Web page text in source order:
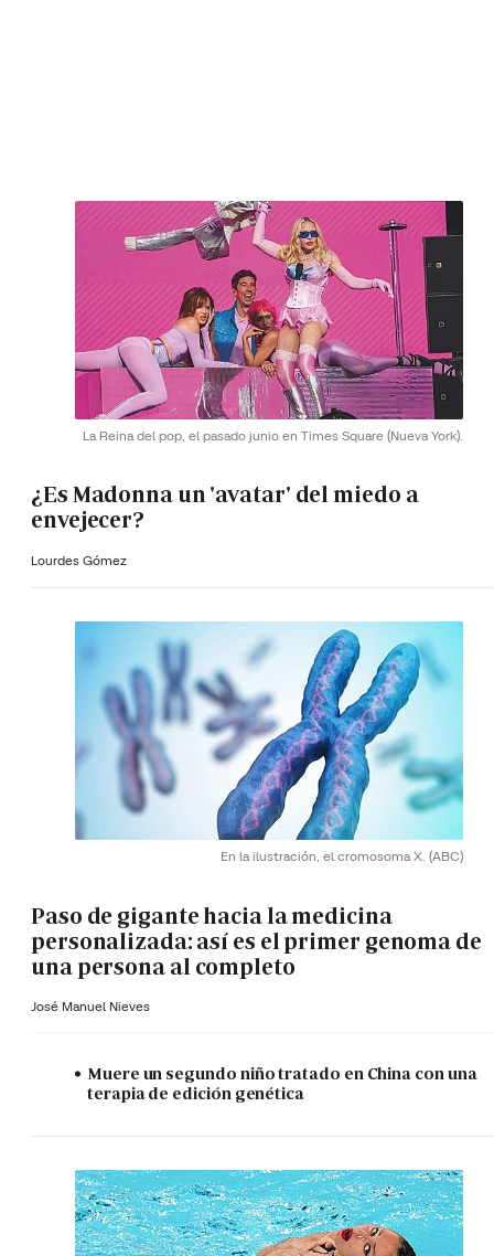
La Reina del pop, el pasado junio en Times Square (Nueva York).
¿Es Madonna un 'avatar' del miedo a
envejecer?
Lourdes Gómez
En la ilustración, el cromosoma X. (ABC)
Paso de gigante hacia la medicina
personalizada: así es el primer genoma de
una persona al completo
José Manuel Nieves
Muere un segundo niño tratado en China con una
terapia de edición genética